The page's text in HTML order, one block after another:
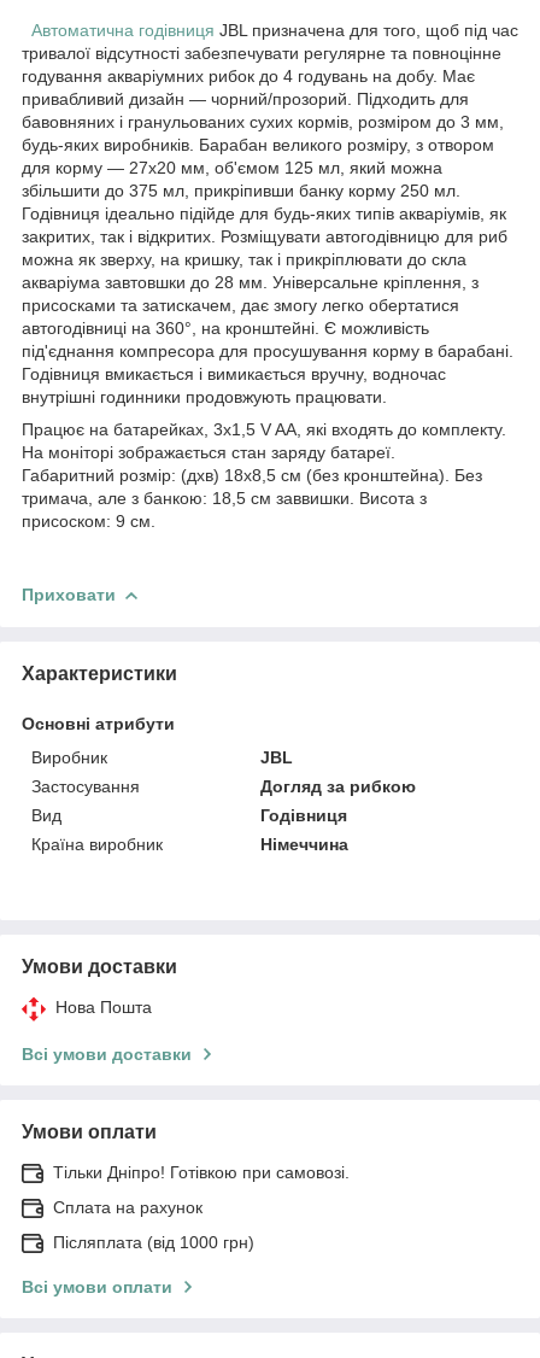
Автоматична годівниця JBL призначена для того, щоб під час
тривалої відсутності забезпечувати регулярне та повноцінне
годування акваріумних рибок до 4 годувань на добу. Має
привабливий дизайн — чорний/прозорий. Підходить для
бавовняних і гранульованих сухих кормів, розміром до 3 мм,
будь-яких виробників. Барабан великого розміру, з отвором
для корму — 27х20 мм, об'ємом 125 мл, який можна
збільшити до 375 мл, прикріпивши банку корму 250 мл.
Годівниця ідеально підійде для будь-яких типів акваріумів, як
закритих, так і відкритих. Розміщувати автогодівницю для риб
можна як зверху, на кришку, так і прикріплювати до скла
акваріума завтовшки до 28 мм. Універсальне кріплення, з
присосками та затискачем, дає змогу легко обертатися
автогодівниці на 360°, на кронштейні. Є можливість
під'єднання компресора для просушування корму в барабані.
Годівниця вмикається і вимикається вручну, водночас
внутрішні годинники продовжують працювати.
Працює на батарейках, 3х1,5 V AA, які входять до комплекту.
На моніторі зображається стан заряду батареї.
Габаритний розмір: (дхв) 18х8,5 см (без кронштейна). Без
тримача, але з банкою: 18,5 см заввишки. Висота з
присоском: 9 см.
Приховати
Характеристики
Основні атрибути
Виробник
JBL
Застосування
Догляд за рибкою
Вид
Годівниця
Країна виробник
Німеччина
Умови доставки
Нова Пошта
Всі умови доставки
Умови оплати
Тільки Дніпро! Готівкою при самовозі.
Сплата на рахунок
Післяплата (від 1000 грн)
Всі умови оплати